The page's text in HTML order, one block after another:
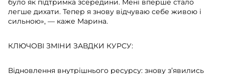
було як підтримка зсередини. Мені вперше стало
легше дихати. Тепер я знову відчуваю себе живою і
сильною», — каже Марина.
КЛЮЧОВІ ЗМІНИ ЗАВДКИ КУРСУ:
Відновлення внутрішнього ресурсу: знову з’явились